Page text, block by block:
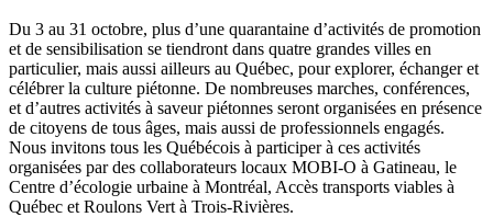
Du 3 au 31 octobre, plus d’une quarantaine d’activités de promotion
et de sensibilisation se tiendront dans quatre grandes villes en
particulier, mais aussi ailleurs au Québec, pour explorer, échanger et
célébrer la culture piétonne. De nombreuses marches, conférences,
et d’autres activités à saveur piétonnes seront organisées en présence
de citoyens de tous âges, mais aussi de professionnels engagés.
Nous invitons tous les Québécois à participer à ces activités
organisées par des collaborateurs locaux MOBI-O à Gatineau, le
Centre d’écologie urbaine à Montréal, Accès transports viables à
Québec et Roulons Vert à Trois-Rivières.